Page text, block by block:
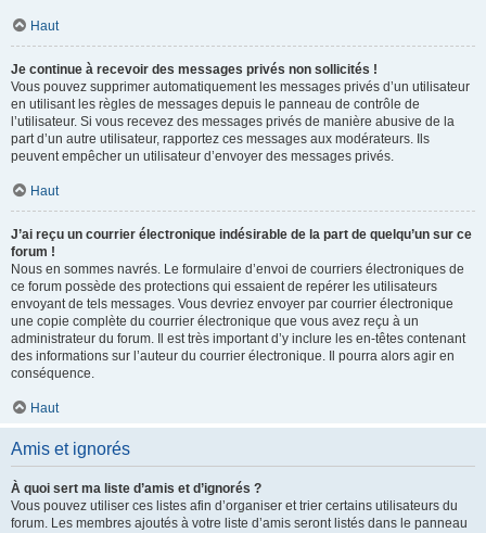
Haut
Je continue à recevoir des messages privés non sollicités !
Vous pouvez supprimer automatiquement les messages privés d’un utilisateur
en utilisant les règles de messages depuis le panneau de contrôle de
l’utilisateur. Si vous recevez des messages privés de manière abusive de la
part d’un autre utilisateur, rapportez ces messages aux modérateurs. Ils
peuvent empêcher un utilisateur d’envoyer des messages privés.
Haut
J’ai reçu un courrier électronique indésirable de la part de quelqu’un sur ce
forum !
Nous en sommes navrés. Le formulaire d’envoi de courriers électroniques de
ce forum possède des protections qui essaient de repérer les utilisateurs
envoyant de tels messages. Vous devriez envoyer par courrier électronique
une copie complète du courrier électronique que vous avez reçu à un
administrateur du forum. Il est très important d’y inclure les en-têtes contenant
des informations sur l’auteur du courrier électronique. Il pourra alors agir en
conséquence.
Haut
Amis et ignorés
À quoi sert ma liste d’amis et d’ignorés ?
Vous pouvez utiliser ces listes afin d’organiser et trier certains utilisateurs du
forum. Les membres ajoutés à votre liste d’amis seront listés dans le panneau